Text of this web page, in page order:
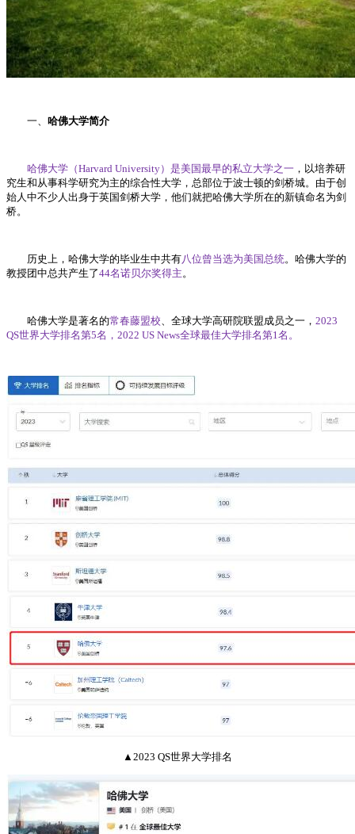
一、 哈佛大学简介
哈佛大学（Harvard University）是美国最早的私立大学之一 ，以培养研
究生和从事科学研究为主的综合性大学，总部位于波士顿的剑桥城。由于创
始人中不少人出身于英国剑桥大学，他们就把哈佛大学所在的新镇命名为剑
桥。
历史上，哈佛大学的毕业生中共有八位曾当选为美国总统。哈佛大学的
教授团中总共产生了44名诺贝尔奖得主 。
哈佛大学是著名的常春藤盟校 、全球大学高研院联盟成员之一， 2023
QS世界大学排名第5名，2022 US News全球最佳大学排名第1名。
▲2023 QS世界大学排名